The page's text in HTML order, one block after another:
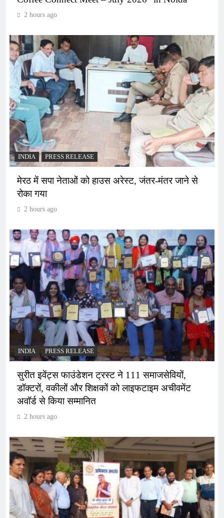
2 hours ago
INDIA PRESS RELEASE
मेरठ में सपा नेताओं को हाउस अरेस्ट, जंतर-मंतर जाने से
रोका गया
2 hours ago
INDIA PRESS RELEASE
सुरीत इवेंट्स फाउंडेशन ट्रस्ट ने 111 समाजसेवियों,
डॉक्टरों, वकीलों और शिक्षकों को लाइफटाइम अचीवमेंट
अवॉर्ड से किया सम्मानित
2 hours ago